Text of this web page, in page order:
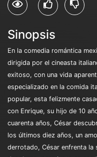
Sinopsis
En la comedia romántica
dirigida por el cineasta
exitoso, con una vida
especializado en la comida
popular, esta felizmente
con Enrique, su hijo de 10
cuarenta años, César
los últimos diez años, un
derrotado, César enfrenta la